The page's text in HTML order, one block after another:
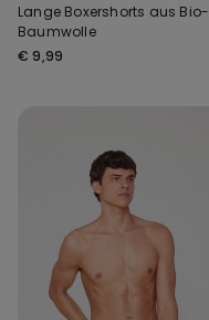
Lange Boxershorts aus Bio-
Baumwolle
€ 9,99